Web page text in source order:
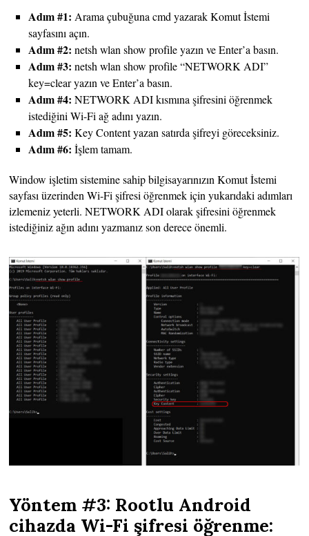
Adım #1:Arama çubuğuna cmd yazarak Komut İstemi
sayfasını açın.
Adım #2:netsh wlan show profile yazın ve Enter’a basın.
Adım #3:netsh wlan show profile “NETWORK ADI”
key=clear yazın ve Enter’a basın.
Adım #4:NETWORK ADI kısmına şifresini öğrenmek
istediğini Wi-Fi ağ adını yazın.
Adım #5:Key Content yazan satırda şifreyi göreceksiniz.
Adım #6:İşlem tamam.
Window işletim sistemine sahip bilgisayarınızın Komut İstemi
sayfası üzerinden Wi-Fi şifresi öğrenmek için yukarıdaki adımları
izlemeniz yeterli. NETWORK ADI olarak şifresini öğrenmek
istediğiniz ağın adını yazmanız son derece önemli.
Yöntem #3: Rootlu Android
cihazda Wi-Fi şifresi öğrenme: